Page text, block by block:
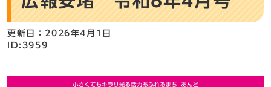
更新日：2026年4月1日
ID:3959